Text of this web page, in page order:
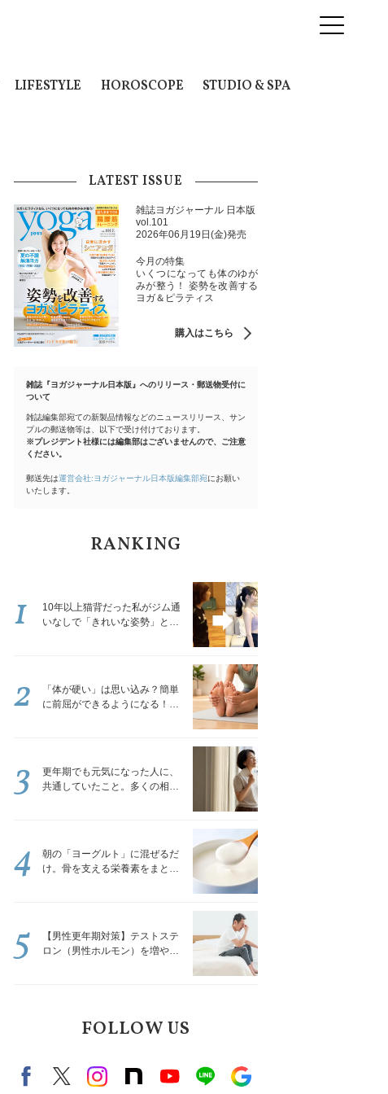
LIFESTYLE HOROSCOPE STUDIO & SPA
LATEST ISSUE
雑誌ヨガジャーナル 日本版
vol.101
2026年06月19日(金)発売
今月の特集
いくつになっても体のゆが
みが整う！ 姿勢を改善する
ヨガ＆ピラティス
購入はこちら
雑誌『ヨガジャーナル日本版』へのリリース・郵送物受付に
ついて
雑誌編集部宛ての新製品情報などのニュースリリース、サン
プルの郵送物等は、以下で受け付けております。
※プレジデント社様には編集部はございませんので、ご注意
ください。
郵送先は運営会社:ヨガジャーナル日本版編集部宛にお願い
いたします。
RANKING
10年以上猫背だった私がジム通
いなしで「きれいな姿勢」と褒
1
「体が硬い」は思い込み？簡単
に前屈ができるようになる！腿
2
更年期でも元気になった人に、
共通していたこと。多くの相談
3
朝の「ヨーグルト」に混ぜるだ
け。骨を支える栄養素をまとめ
4
【男性更年期対策】テストステ
ロン（男性ホルモン）を増やす
5
FOLLOW US
FacebookX（旧twitter）
instagram
note Youtubeline